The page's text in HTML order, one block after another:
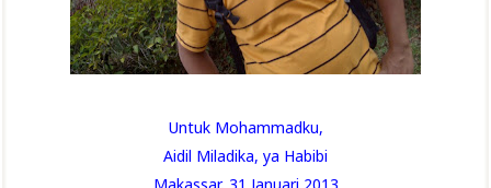
Untuk Mohammadku,
Aidil Miladika, ya Habibi